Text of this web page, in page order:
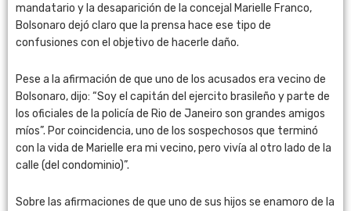
mandatario y la desaparición de la concejal Marielle Franco,
Bolsonaro dejó claro que la prensa hace ese tipo de
confusiones con el objetivo de hacerle daño.
Pese a la afirmación de que uno de los acusados era vecino de
Bolsonaro, dijo: “Soy el capitán del ejercito brasileño y parte de
los oficiales de la policía de Rio de Janeiro son grandes amigos
míos”. Por coincidencia, uno de los sospechosos que terminó
con la vida de Marielle era mi vecino, pero vivía al otro lado de la
calle (del condominio)”.
Sobre las afirmaciones de que uno de sus hijos se enamoro de la